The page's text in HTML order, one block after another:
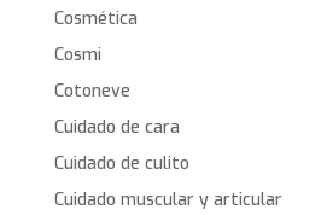
Cosmética
Cosmi
Cotoneve
Cuidado de cara
Cuidado de culito
Cuidado muscular y articular